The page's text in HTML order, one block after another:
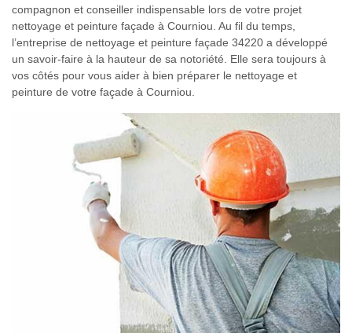
compagnon et conseiller indispensable lors de votre projet
nettoyage et peinture façade à Courniou. Au fil du temps,
l’entreprise de nettoyage et peinture façade 34220 a développé
un savoir-faire à la hauteur de sa notoriété. Elle sera toujours à
vos côtés pour vous aider à bien préparer le nettoyage et
peinture de votre façade à Courniou.